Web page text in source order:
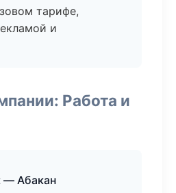
тарифе,
и
Работа и
— Абакан